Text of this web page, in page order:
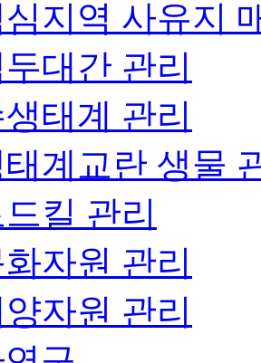
심지역 사유지
대간 관리
태계 관리
계교란 생물
킬 관리
자원 관리
자원 관리